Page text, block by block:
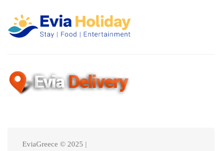
EviaGreece © 2025 |